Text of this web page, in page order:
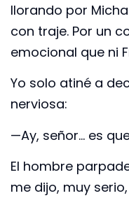
llorando por
con traje. Por un
emocional que ni
Yo solo atiné a
nerviosa:
—Ay, señor… es
El hombre
me dijo, muy